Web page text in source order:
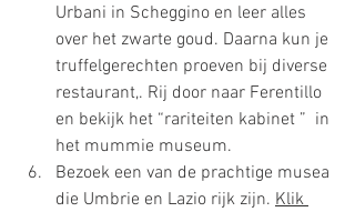
Urbani in Scheggino en leer alles
over het zwarte goud. Daarna kun je
truffelgerechten proeven bij diverse
restaurant,. Rij door naar Ferentillo
en bekijk het “rariteiten kabinet ”  in
het mummie museum.
Bezoek een van de prachtige musea
die Umbrie en Lazio rijk zijn. Klik